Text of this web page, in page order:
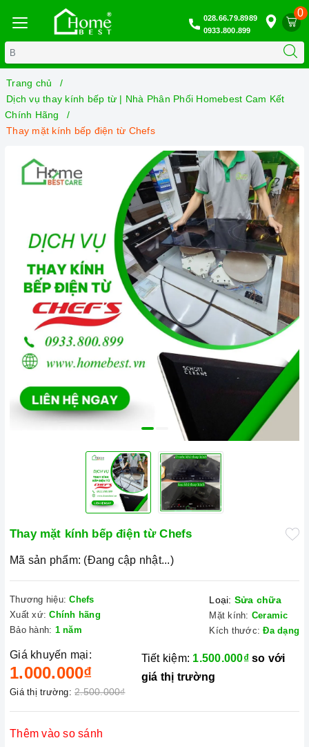
0
028.66.79.8989
0933.800.899
Trang chủ
Dịch vụ thay kính bếp từ | Nhà Phân Phối Homebest Cam Kết
Chính Hãng
Thay mặt kính bếp điện từ Chefs
Thay mặt kính bếp điện từ Chefs
Mã sản phẩm: (Đang cập nhật...)
Thương hiệu: Chefs
Xuất xứ: Chính hãng
Bảo hành: 1 năm
Loại: Sửa chữa
Mặt kính: Ceramic
Kích thước: Đa dạng
Giá khuyến mại:
1.000.000₫
Giá thị trường: 2.500.000₫
Tiết kiệm: 1.500.000₫ so với
giá thị trường
Thêm vào so sánh